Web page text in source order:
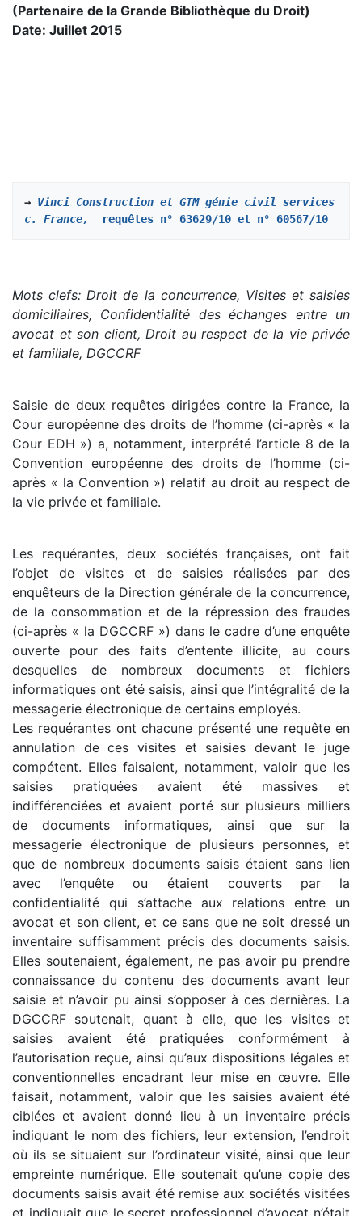
(Partenaire de la Grande Bibliothèque du Droit)
Date: Juillet 2015
→ Vinci Construction et GTM génie civil services
c. France,
requêtes n° 63629/10 et n° 60567/10
Mots clefs: Droit de la concurrence, Visites et saisies
domiciliaires, Confidentialité des échanges entre un
avocat et son client, Droit au respect de la vie privée
et familiale, DGCCRF
Saisie de deux requêtes dirigées contre la France, la
Cour européenne des droits de l’homme (ci-après « la
Cour EDH ») a, notamment, interprété l’article 8 de la
Convention européenne des droits de l’homme (ci-
après « la Convention ») relatif au droit au respect de
la vie privée et familiale.
Les requérantes, deux sociétés françaises, ont fait
l’objet de visites et de saisies réalisées par des
enquêteurs de la Direction générale de la concurrence,
de la consommation et de la répression des fraudes
(ci-après « la DGCCRF ») dans le cadre d’une enquête
ouverte pour des faits d’entente illicite, au cours
desquelles de nombreux documents et fichiers
informatiques ont été saisis, ainsi que l’intégralité de la
messagerie électronique de certains employés.
Les requérantes ont chacune présenté une requête en
annulation de ces visites et saisies devant le juge
compétent. Elles faisaient, notamment, valoir que les
saisies pratiquées avaient été massives et
indifférenciées et avaient porté sur plusieurs milliers
de documents informatiques, ainsi que sur la
messagerie électronique de plusieurs personnes, et
que de nombreux documents saisis étaient sans lien
avec l’enquête ou étaient couverts par la
confidentialité qui s’attache aux relations entre un
avocat et son client, et ce sans que ne soit dressé un
inventaire suffisamment précis des documents saisis.
Elles soutenaient, également, ne pas avoir pu prendre
connaissance du contenu des documents avant leur
saisie et n’avoir pu ainsi s’opposer à ces dernières. La
DGCCRF soutenait, quant à elle, que les visites et
saisies avaient été pratiquées conformément à
l’autorisation reçue, ainsi qu’aux dispositions légales et
conventionnelles encadrant leur mise en œuvre. Elle
faisait, notamment, valoir que les saisies avaient été
ciblées et avaient donné lieu à un inventaire précis
indiquant le nom des fichiers, leur extension, l’endroit
où ils se situaient sur l’ordinateur visité, ainsi que leur
empreinte numérique. Elle soutenait qu’une copie des
documents saisis avait été remise aux sociétés visitées
et indiquait que le secret professionnel d’avocat n’était